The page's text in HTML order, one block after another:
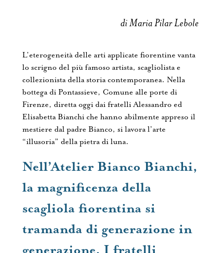
di Maria Pilar Lebole
L’eterogeneità delle arti applicate fiorentine vanta
lo scrigno del più famoso artista, scagliolista e
collezionista della storia contemporanea. Nella
bottega di Pontassieve, Comune alle porte di
Firenze, diretta oggi dai fratelli Alessandro ed
Elisabetta Bianchi che hanno abilmente appreso il
mestiere dal padre Bianco, si lavora l’arte
“illusoria” della pietra di luna.
Nell’Atelier Bianco Bianchi,
la magnificenza della
scagliola fiorentina si
tramanda di generazione in